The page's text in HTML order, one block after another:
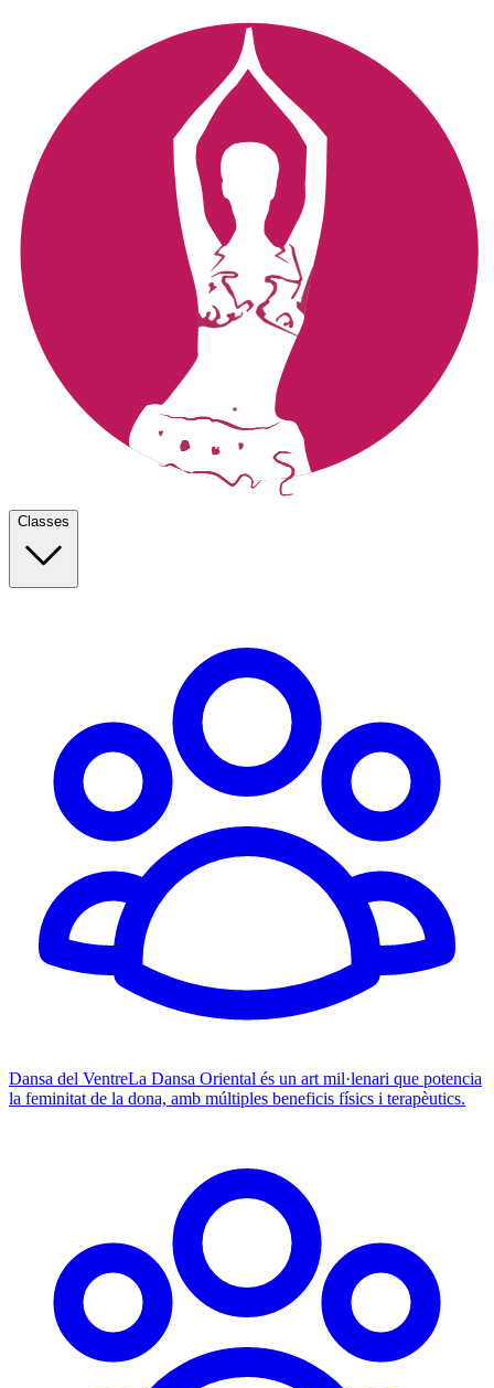
Classes
Dansa del VentreLa Dansa Oriental és un art mil·lenari que potencia
la feminitat de la dona, amb múltiples beneficis físics i terapèutics.